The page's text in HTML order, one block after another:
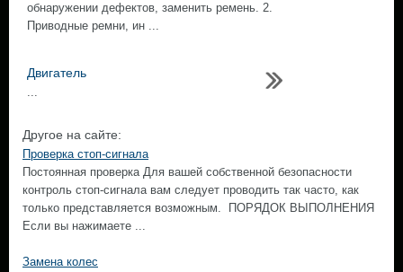
обнаружении дефектов, заменить ремень. 2.
Приводные ремни, ин ...
Двигатель
...
Другое на сайте:
Проверка стоп-сигнала
Постоянная проверка Для вашей собственной безопасности
контроль стоп-сигнала вам следует проводить так часто, как
только представляется возможным. ПОРЯДОК ВЫПОЛНЕНИЯ
Если вы нажимаете ...
Замена колес